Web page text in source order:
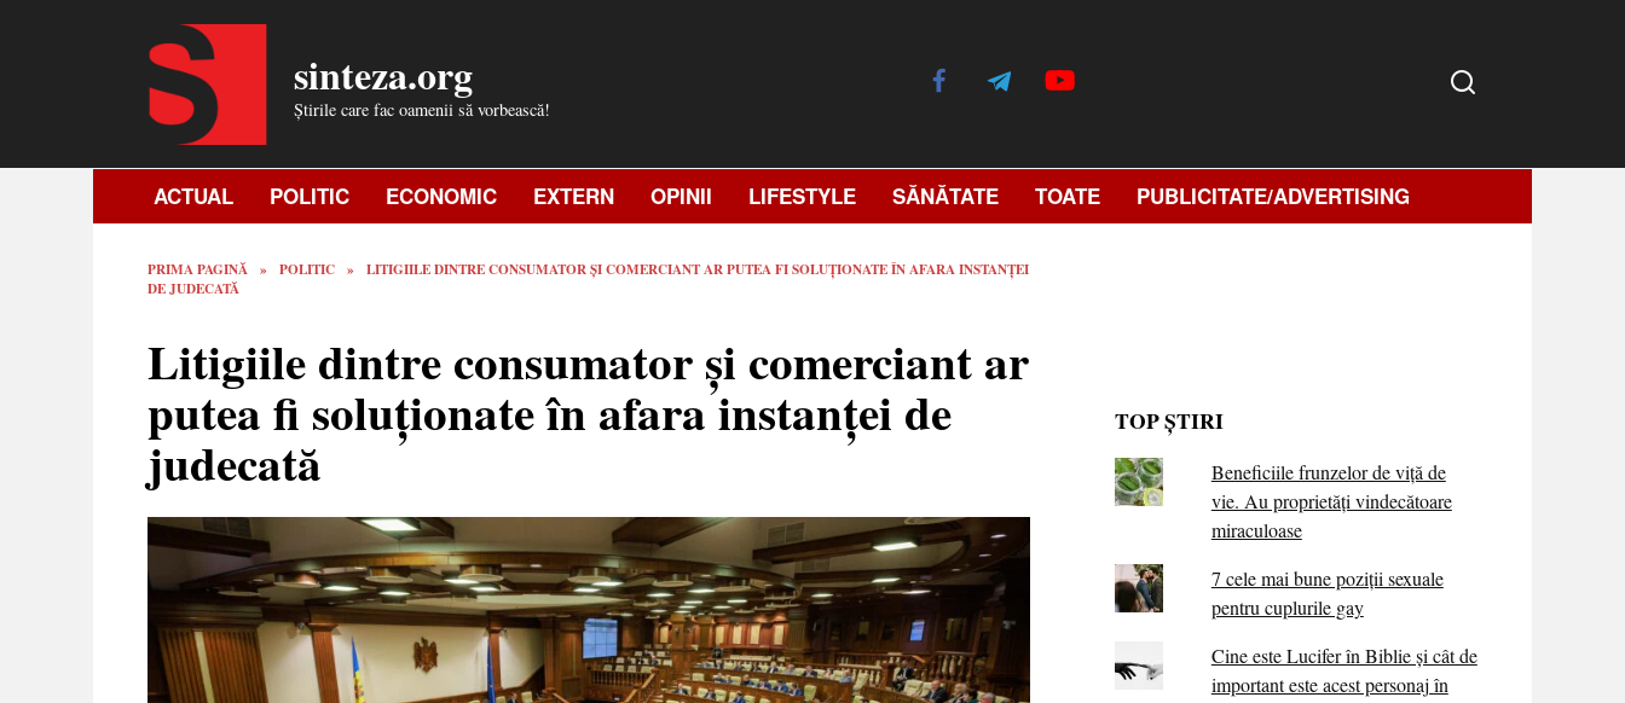
sinteza.org
Știrile care fac oamenii să vorbească!
ACTUAL POLITIC ECONOMIC EXTERN OPINII LIFESTYLE SĂNĂTATE TOATE PUBLICITATE/ADVERTISING
PRIMA PAGINĂ » POLITIC »
LITIGIILE DINTRE CONSUMATOR ȘI COMERCIANT AR PUTEA FI SOLUȚIONATE ÎN AFARA INSTANȚEI
DE JUDECATĂ
Litigiile dintre consumator și comerciant ar
putea fi soluționate în afara instanței de
judecată
TOP ȘTIRI
Beneficiile frunzelor de viță de
vie. Au proprietăţi vindecătoare
miraculoase
7 cele mai bune poziții sexuale
pentru cuplurile gay
Cine este Lucifer în Biblie și cât de
important este acest personaj în